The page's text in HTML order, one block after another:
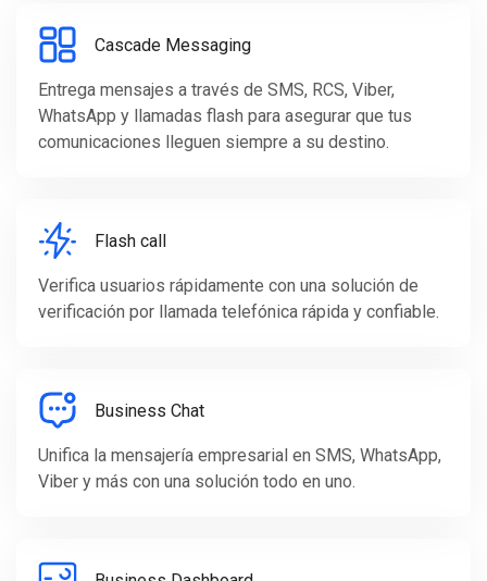
Cascade Messaging
Entrega mensajes a través de SMS, RCS, Viber,
WhatsApp y llamadas flash para asegurar que tus
comunicaciones lleguen siempre a su destino.
Flash call
Verifica usuarios rápidamente con una solución de
verificación por llamada telefónica rápida y confiable.
Business Chat
Unifica la mensajería empresarial en SMS, WhatsApp,
Viber y más con una solución todo en uno.